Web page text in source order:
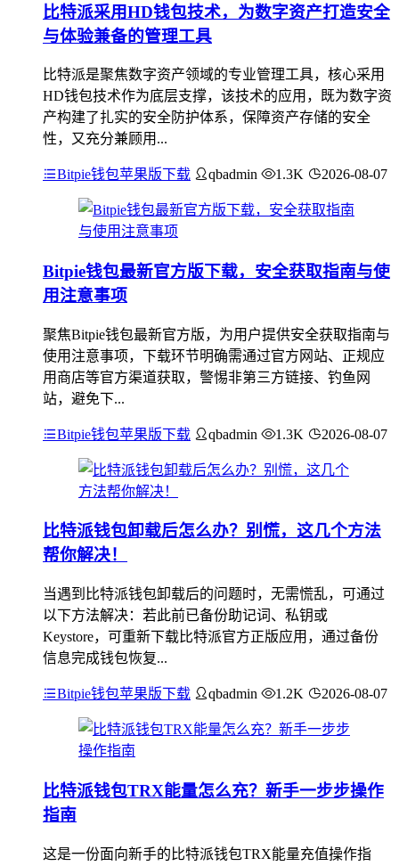
比特派采用HD钱包技术，为数字资产打造安全
与体验兼备的管理工具
比特派是聚焦数字资产领域的专业管理工具，核心采用
HD钱包技术作为底层支撑，该技术的应用，既为数字资
产构建了扎实的安全防护体系，保障资产存储的安全
性，又充分兼顾用...
Bitpie钱包苹果版下载 qbadmin 1.3K 2026-08-07
Bitpie钱包最新官方版下载，安全获取指南与使
用注意事项
聚焦Bitpie钱包最新官方版，为用户提供安全获取指南与
使用注意事项，下载环节明确需通过官方网站、正规应
用商店等官方渠道获取，警惕非第三方链接、钓鱼网
站，避免下...
Bitpie钱包苹果版下载 qbadmin 1.3K 2026-08-07
比特派钱包卸载后怎么办？别慌，这几个方法
帮你解决！
当遇到比特派钱包卸载后的问题时，无需慌乱，可通过
以下方法解决：若此前已备份助记词、私钥或
Keystore，可重新下载比特派官方正版应用，通过备份
信息完成钱包恢复...
Bitpie钱包苹果版下载 qbadmin 1.2K 2026-08-07
比特派钱包TRX能量怎么充？新手一步步操作
指南
这是一份面向新手的比特派钱包TRX能量充值操作指